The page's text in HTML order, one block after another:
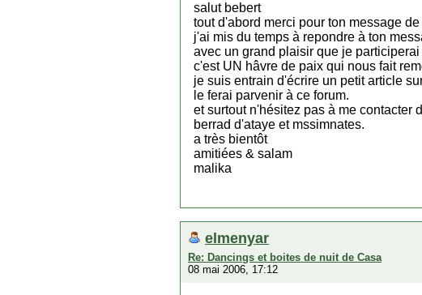
salut bebert
tout d'abord merci pour ton message
j'ai mis du temps à repondre à ton
avec un grand plaisir que je participerai
c'est UN hâvre de paix qui nous fait
je suis entrain d'écrire un petit article
le ferai parvenir à ce forum.
et surtout n'hésitez pas à me contacter
berrad d'ataye et mssimnates.
a très bientôt
amitiées & salam
malika
elmenyar
Re: Dancings et boites de nuit de Casa
08 mai 2006, 17:12